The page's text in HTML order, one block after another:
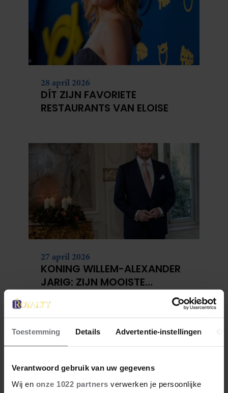
Toestemming Details Advertentie-instellingen
Verantwoord gebruik van uw gegevens
Wij en onze 1022 partners verwerken je persoonlijke
28 april 2026
DÍT ZIJN FAVORIETE
RESTAURANTS VAN ELOISE
27 april 2026
KONING WILLEM-ALEXANDER
JARIG: ZIJN MOOISTE
PORTRETTEN DOOR DE JAREN
HEEN